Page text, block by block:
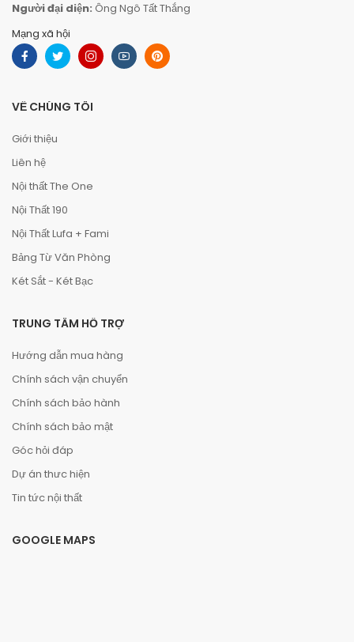
Người đại diện: Ông Ngô Tất Thắng
Mạng xã hội
VỀ CHÚNG TÔI
Giới thiệu
Liên hệ
Nội thất The One
Nội Thất 190
Nội Thất Lufa + Fami
Bảng Từ Văn Phòng
Két Sắt - Két Bạc
TRUNG TÂM HỖ TRỢ
Hướng dẫn mua hàng
Chính sách vận chuyển
Chính sách bảo hành
Chính sách bảo mật
Góc hỏi đáp
Dự án thưc hiện
Tin tức nội thất
GOOGLE MAPS